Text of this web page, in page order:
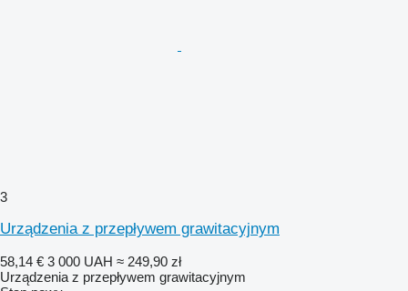
3
Urządzenia z przepływem grawitacyjnym
58,14 € 3 000 UAH ≈ 249,90 zł
Urządzenia z przepływem grawitacyjnym